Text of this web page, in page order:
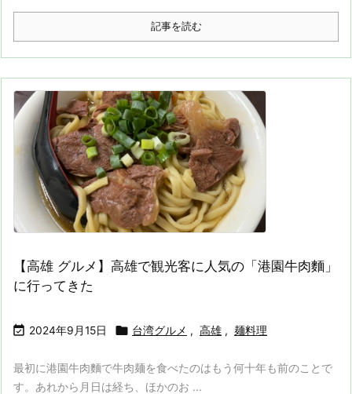
記事を読む
【高雄 グルメ】高雄で観光客に人気の「港園牛肉麵」
に行ってきた
 2024年9月15日  台湾グルメ , 高雄 , 麺料理
最初に港園牛肉麵で牛肉麺を食べたのはもう何十年も前のことで
す。あれから月日は経ち、ほかのお ...